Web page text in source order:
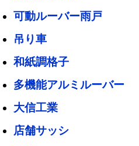
可動ルーバー雨戸
吊り車
和紙調格子
多機能アルミルーバー
大信工業
店舗サッシ